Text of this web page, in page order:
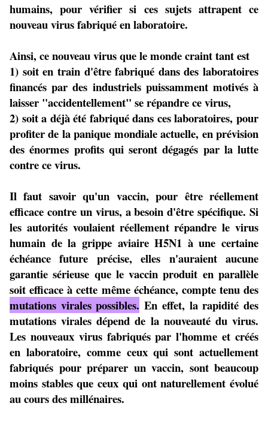
humains, pour vérifier si ces sujets attrapent ce
nouveau virus fabriqué en laboratoire.
Ainsi, ce nouveau virus que le monde craint tant est
1) soit en train d'être fabriqué dans des laboratoires
financés par des industriels puissamment motivés à
laisser "accidentellement" se répandre ce virus,
2) soit a déjà été fabriqué dans ces laboratoires, pour
profiter de la panique mondiale actuelle, en prévision
des énormes profits qui seront dégagés par la lutte
contre ce virus.
Il faut savoir qu'un vaccin, pour être réellement
efficace contre un virus, a besoin d'être spécifique. Si
les autorités voulaient réellement répandre le virus
humain de la grippe aviaire H5N1 à une certaine
échéance future précise, elles n'auraient aucune
garantie sérieuse que le vaccin produit en parallèle
soit efficace à cette même échéance, compte tenu des
mutations virales possibles. En effet, la rapidité des
mutations virales dépend de la nouveauté du virus.
Les nouveaux virus fabriqués par l'homme et créés
en laboratoire, comme ceux qui sont actuellement
fabriqués pour préparer un vaccin, sont beaucoup
moins stables que ceux qui ont naturellement évolué
au cours des millénaires.